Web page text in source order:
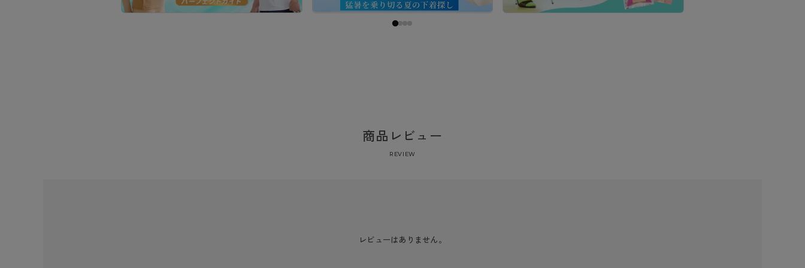
商品レビュー
REVIEW
レビューはありません。